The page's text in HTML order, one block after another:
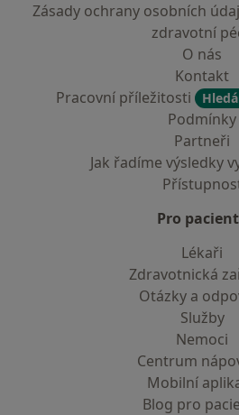
Zásady ochrany osobních
zdravotní
O nás
Kontakt
Pracovní příležitosti
Podmínky
Partneři
Jak řadíme výsledky
Pro
Lékaři
Zdravotnická
Otázky a
Služby
Nemoci
Centrum
Mobilní
Blog pro